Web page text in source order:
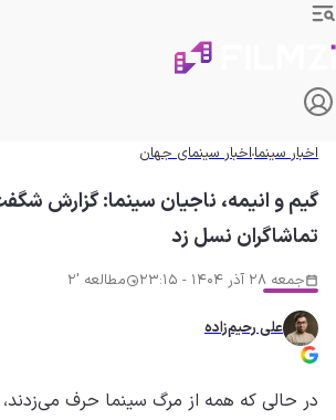
اخبار سینمااخبار سینمای جهان
گیم و انیمه، ناجیان سینما: گزارش
تماشاگران نسل زد
جمعه 28 آذر 1404 - 23:15 مطالعه '2
علی رحیم‌زاده